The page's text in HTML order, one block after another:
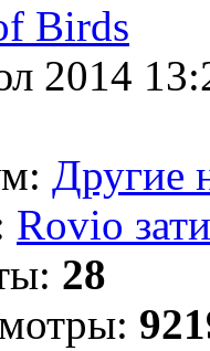
Birds
2014
Другие
Rovio
28